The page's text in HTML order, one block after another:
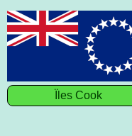
Ïles Cook